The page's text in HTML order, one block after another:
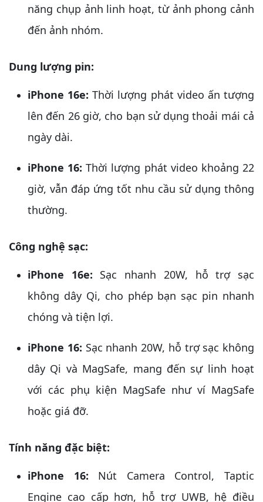
năng chụp ảnh linh hoạt, từ ảnh phong cảnh
đến ảnh nhóm.
Dung lượng pin:
iPhone 16e: Thời lượng phát video ấn tượng
lên đến 26 giờ, cho bạn sử dụng thoải mái cả
ngày dài.
iPhone 16: Thời lượng phát video khoảng 22
giờ, vẫn đáp ứng tốt nhu cầu sử dụng thông
thường.
Công nghệ sạc:
iPhone 16e: Sạc nhanh 20W, hỗ trợ sạc
không dây Qi, cho phép bạn sạc pin nhanh
chóng và tiện lợi.
iPhone 16: Sạc nhanh 20W, hỗ trợ sạc không
dây Qi và MagSafe, mang đến sự linh hoạt
với các phụ kiện MagSafe như ví MagSafe
hoặc giá đỡ.
Tính năng đặc biệt:
iPhone 16: Nút Camera Control, Taptic
Engine cao cấp hơn, hỗ trợ UWB, hệ điều